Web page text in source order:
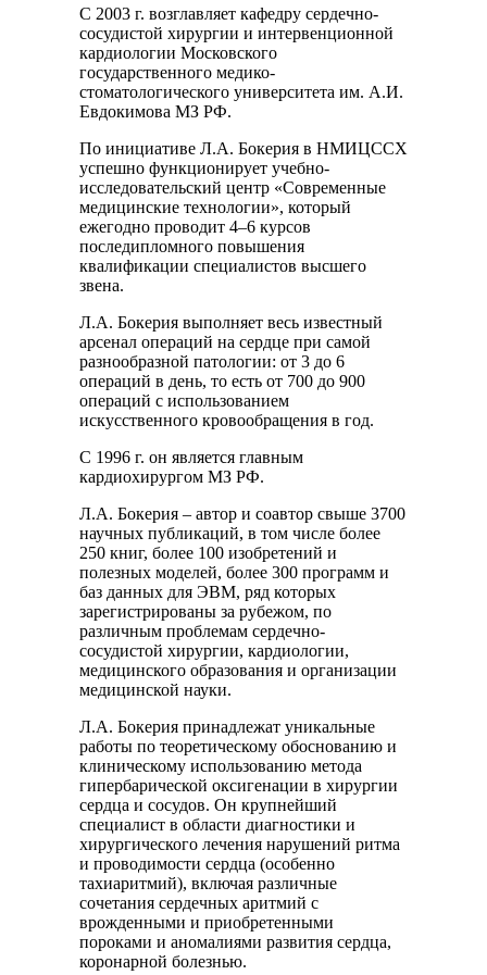
С 2003 г. возглавляет кафедру сердечно-
сосудистой хирургии и интервенционной
кардиологии Московского
государственного медико-
стоматологического университета им. А.И.
Евдокимова МЗ РФ.
По инициативе Л.А. Бокерия в НМИЦССХ
успешно функционирует учебно-
исследовательский центр «Современные
медицинские технологии», который
ежегодно проводит 4–6 курсов
последипломного повышения
квалификации специалистов высшего
звена.
Л.А. Бокерия выполняет весь известный
арсенал операций на сердце при самой
разнообразной патологии: от 3 до 6
операций в день, то есть от 700 до 900
операций с использованием
искусственного кровообращения в год.
С 1996 г. он является главным
кардиохирургом МЗ РФ.
Л.А. Бокерия – автор и соавтор свыше 3700
научных публикаций, в том числе более
250 книг, более 100 изобретений и
полезных моделей, более 300 программ и
баз данных для ЭВМ, ряд которых
зарегистрированы за рубежом, по
различным проблемам сердечно-
сосудистой хирургии, кардиологии,
медицинского образования и организации
медицинской науки.
Л.А. Бокерия принадлежат уникальные
работы по теоретическому обоснованию и
клиническому использованию метода
гипербарической оксигенации в хирургии
сердца и сосудов. Он крупнейший
специалист в области диагностики и
хирургического лечения нарушений ритма
и проводимости сердца (особенно
тахиаритмий), включая различные
сочетания сердечных аритмий с
врожденными и приобретенными
пороками и аномалиями развития сердца,
коронарной болезнью.